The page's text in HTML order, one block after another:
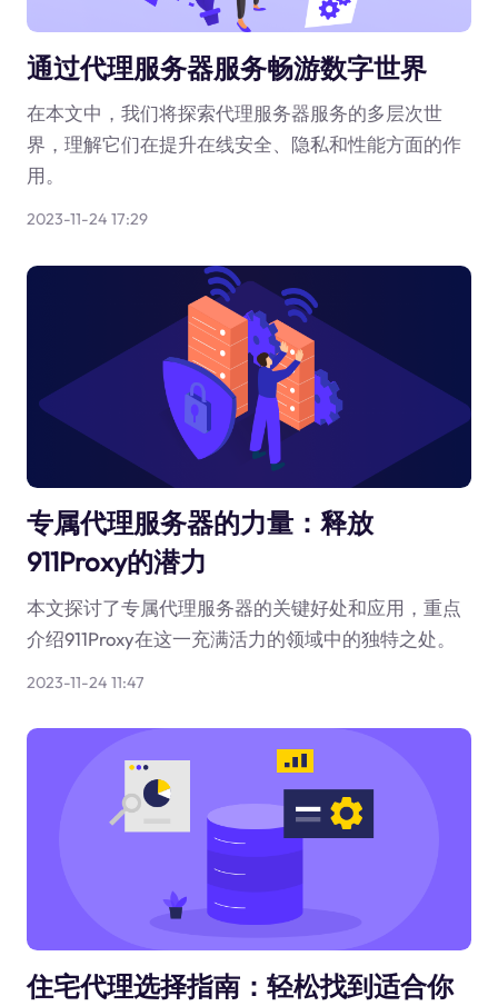
通过代理服务器服务畅游数字世界
在本文中，我们将探索代理服务器服务的多层次世
界，理解它们在提升在线安全、隐私和性能方面的作
用。
2023-11-24 17:29
专属代理服务器的力量：释放
911Proxy的潜力
本文探讨了专属代理服务器的关键好处和应用，重点
介绍911Proxy在这一充满活力的领域中的独特之处。
2023-11-24 11:47
住宅代理选择指南：轻松找到适合你